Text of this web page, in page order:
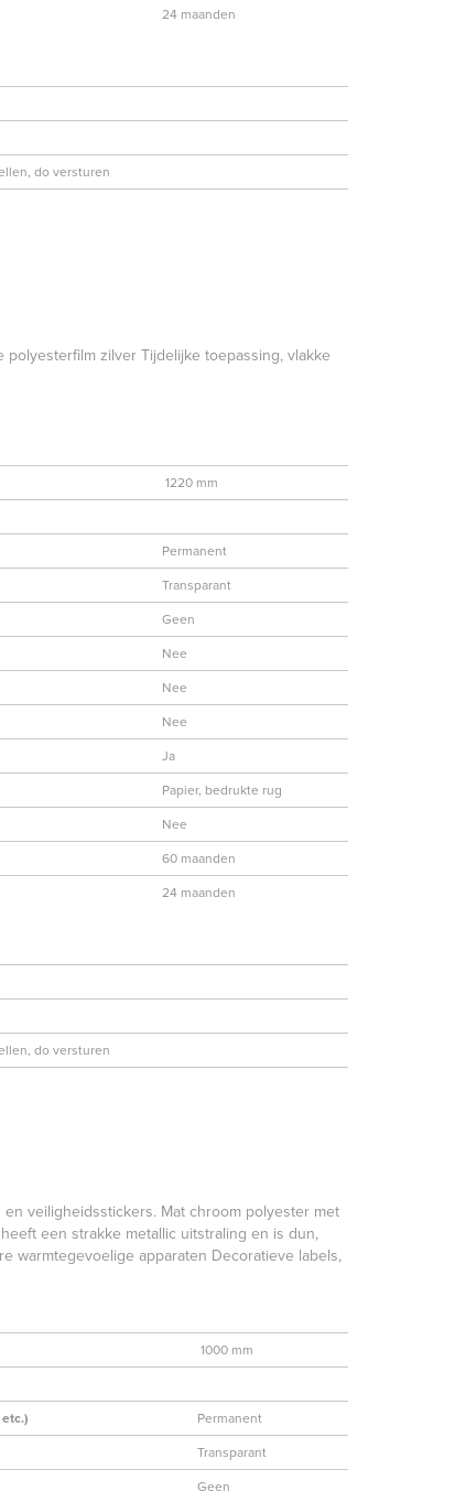
24 maanden
do versturen
zilver Tijdelijke toepassing, vlakke
1220 mm
Permanent
Transparant
Geen
Nee
Nee
Nee
Ja
Papier, bedrukte rug
Nee
60 maanden
24 maanden
do versturen
veiligheidsstickers. Mat chroom polyester met
een strakke metallic uitstraling en is dun,
warmtegevoelige apparaten Decoratieve labels,
1000 mm
Permanent
Transparant
Geen